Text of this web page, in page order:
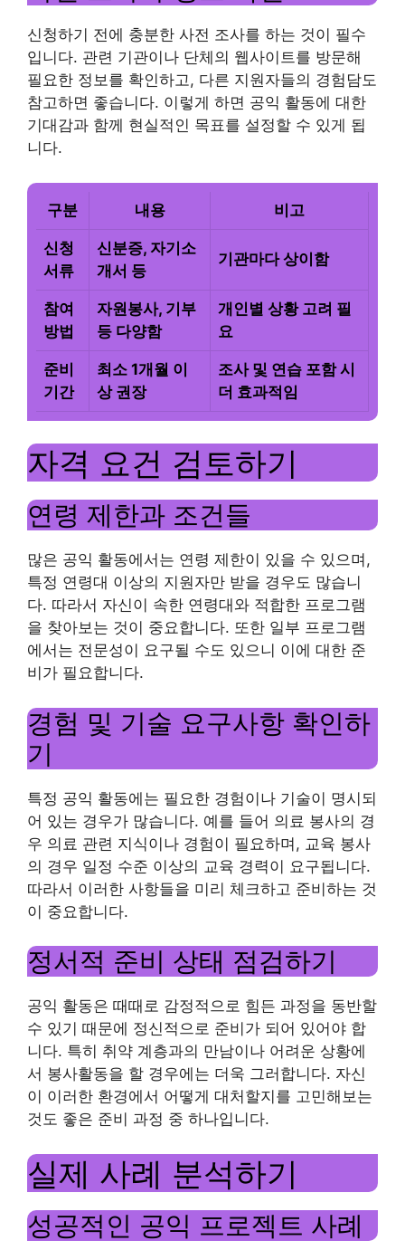
신청하기 전에 충분한 사전 조사를 하는 것이 필수
입니다. 관련 기관이나 단체의 웹사이트를 방문해
필요한 정보를 확인하고, 다른 지원자들의 경험담도
참고하면 좋습니다. 이렇게 하면 공익 활동에 대한
기대감과 함께 현실적인 목표를 설정할 수 있게 됩
니다.
구분 내용 비고
신청
서류
신분증, 자기소
개서 등
기관마다 상이함
참여
방법
자원봉사, 기부
등 다양함
개인별 상황 고려 필
요
준비
기간
최소 1개월 이
상 권장
조사 및 연습 포함 시
더 효과적임
자격 요건 검토하기
연령 제한과 조건들
많은 공익 활동에서는 연령 제한이 있을 수 있으며,
특정 연령대 이상의 지원자만 받을 경우도 많습니
다. 따라서 자신이 속한 연령대와 적합한 프로그램
을 찾아보는 것이 중요합니다. 또한 일부 프로그램
에서는 전문성이 요구될 수도 있으니 이에 대한 준
비가 필요합니다.
경험 및 기술 요구사항 확인하
기
특정 공익 활동에는 필요한 경험이나 기술이 명시되
어 있는 경우가 많습니다. 예를 들어 의료 봉사의 경
우 의료 관련 지식이나 경험이 필요하며, 교육 봉사
의 경우 일정 수준 이상의 교육 경력이 요구됩니다.
따라서 이러한 사항들을 미리 체크하고 준비하는 것
이 중요합니다.
정서적 준비 상태 점검하기
공익 활동은 때때로 감정적으로 힘든 과정을 동반할
수 있기 때문에 정신적으로 준비가 되어 있어야 합
니다. 특히 취약 계층과의 만남이나 어려운 상황에
서 봉사활동을 할 경우에는 더욱 그러합니다. 자신
이 이러한 환경에서 어떻게 대처할지를 고민해보는
것도 좋은 준비 과정 중 하나입니다.
실제 사례 분석하기
성공적인 공익 프로젝트 사례